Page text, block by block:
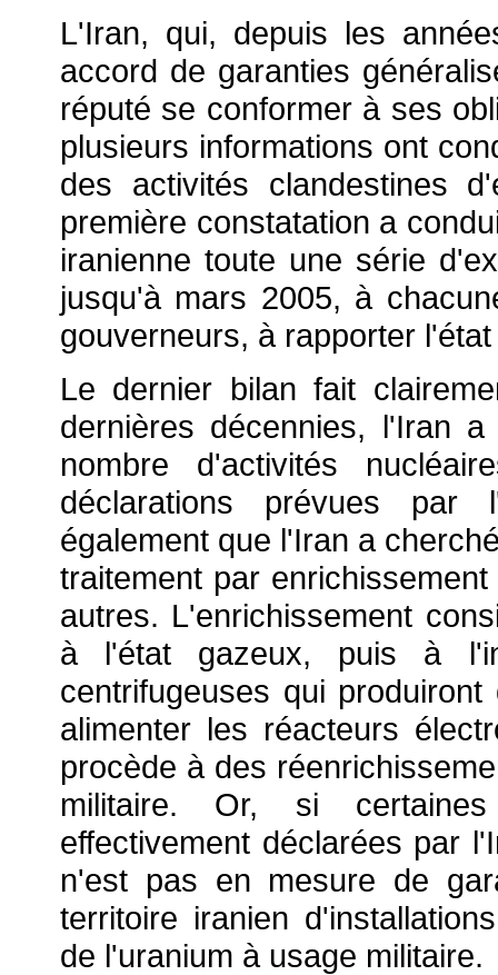
L'Iran, qui, depuis les
accord de garanties
réputé se conformer à ses
plusieurs informations ont
des activités clandestines
première constatation a
iranienne toute une série
jusqu'à mars 2005, à
gouverneurs, à rapporter
Le dernier bilan fait
dernières décennies, l'Iran
nombre d'activités
déclarations prévues
également que l'Iran a
traitement par
autres. L'enrichissement
à l'état gazeux, puis à
centrifugeuses qui
alimenter les réacteurs
procède à des
militaire. Or, si certaines
effectivement déclarées par
n'est pas en mesure de
territoire iranien
de l'uranium à usage militaire.